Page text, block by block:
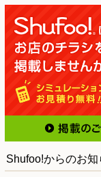
Shufoo!からのお知